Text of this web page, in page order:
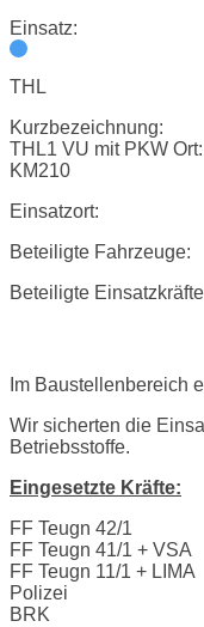
Einsatz:
THL
Kurzbezeichnung:
THL1 VU mit PKW
KM210
Einsatzort:
Beteiligte Fahrzeuge:
Beteiligte
Im Baustellenbereich
Wir sicherten die
Betriebsstoffe.
Eingesetzte Kräfte:
FF Teugn 42/1
FF Teugn 41/1 + VSA
FF Teugn 11/1 + LIMA
Polizei
BRK